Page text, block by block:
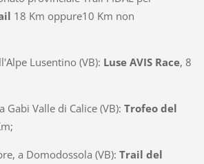
18 Km oppure10 Km non
Lusentino (VB): Luse AVIS Race, 8
Valle di Calice (VB): Trofeo del
a Domodossola (VB): Trail del